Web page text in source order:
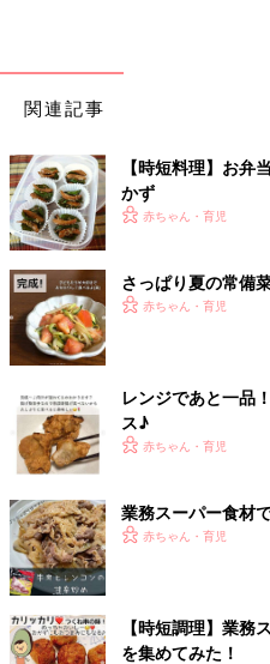
関連記事
【時短料理】お弁
かず
赤ちゃん・育児
さっぱり夏の常備
赤ちゃん・育児
レンジであと一品
ス♪
赤ちゃん・育児
業務スーパー食材
赤ちゃん・育児
【時短調理】業務
を集めてみた！